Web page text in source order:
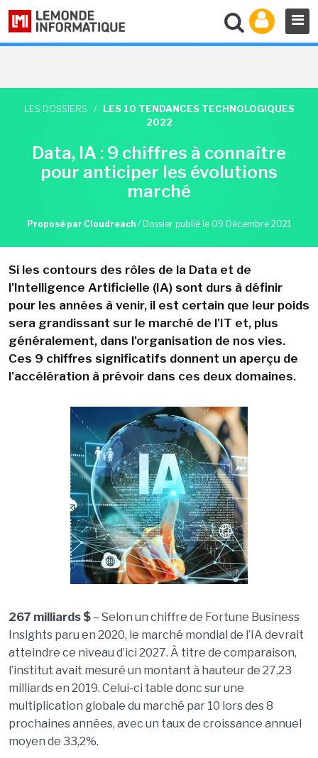
LES DOSSIERS /
LES 10 TENDANCES TECHNOLOGIQUES
2022
Data, IA : 9 chiffres à connaître
pour anticiper les évolutions
marché
Proposé par Cloudreach / Dossier publié le 09 Décembre 2021
Si les contours des rôles de la Data et de
l'Intelligence Artificielle (IA) sont durs à définir
pour les années à venir, il est certain que leur poids
sera grandissant sur le marché de l'IT et, plus
généralement, dans l'organisation de nos vies.
Ces 9 chiffres significatifs donnent un aperçu de
l'accélération à prévoir dans ces deux domaines.
267 milliards $– Selon un chiffre de Fortune Business
Insights paru en 2020, le marché mondial de l’IA devrait
atteindre ce niveau d’ici 2027. À titre de comparaison,
l’institut avait mesuré un montant à hauteur de 27,23
milliards en 2019. Celui-ci table donc sur une
multiplication globale du marché par 10 lors des 8
prochaines années, avec un taux de croissance annuel
moyen de 33,2%.